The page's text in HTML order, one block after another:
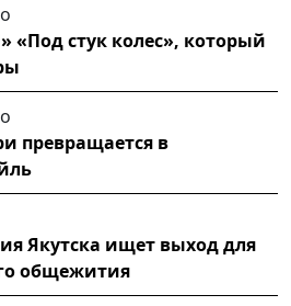
стук колес», который
превращается в
Якутска ищет выход для
общежития